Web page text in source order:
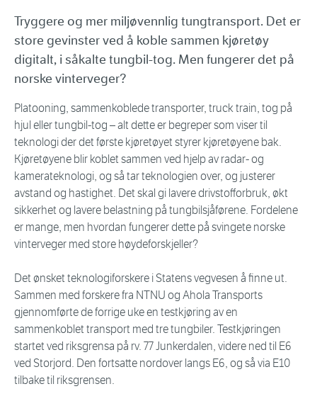
Tryggere og mer miljøvennlig tungtransport. Det er
store gevinster ved å koble sammen kjøretøy
digitalt, i såkalte tungbil-tog. Men fungerer det på
norske vinterveger?
Platooning, sammenkoblede transporter, truck train, tog på
hjul eller tungbil-tog – alt dette er begreper som viser til
teknologi der det første kjøretøyet styrer kjøretøyene bak.
Kjøretøyene blir koblet sammen ved hjelp av radar- og
kamerateknologi, og så tar teknologien over, og justerer
avstand og hastighet. Det skal gi lavere drivstofforbruk, økt
sikkerhet og lavere belastning på tungbilsjåførene. Fordelene
er mange, men hvordan fungerer dette på svingete norske
vinterveger med store høydeforskjeller?
Det ønsket teknologiforskere i Statens vegvesen å finne ut.
Sammen med forskere fra NTNU og Ahola Transports
gjennomførte de forrige uke en testkjøring av en
sammenkoblet transport med tre tungbiler. Testkjøringen
startet ved riksgrensa på rv. 77 Junkerdalen, videre ned til E6
ved Storjord. Den fortsatte nordover langs E6, og så via E10
tilbake til riksgrensen.